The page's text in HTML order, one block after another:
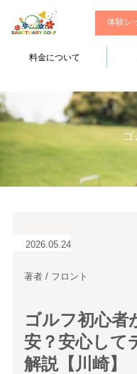
体験レ
料金について
2026.05.24
著者 / フロント
ゴルフ初心者
安？安心して
解説【川崎】